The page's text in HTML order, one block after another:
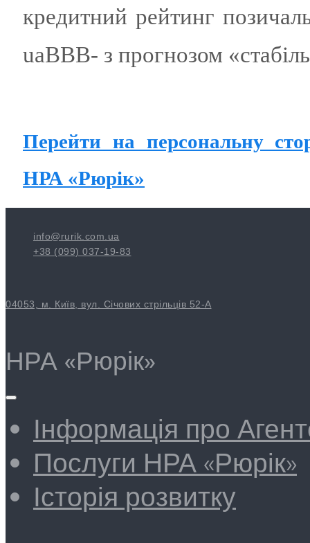
кредитний рейтинг
uaBBB- з прогнозом
Перейти на персональну
НРА «Рюрік»
info@rurik.com.ua
+38 (099) 037-19-83
04053, м. Київ, вул. Січових стрільців 52-А
НРА «Рюрік»
Інформація про
Послуги НРА «Рюрік»
Історія розвитку